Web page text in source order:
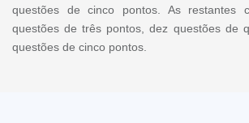
questões de cinco pontos. As restantes
questões de três pontos, dez questões de
questões de cinco pontos.